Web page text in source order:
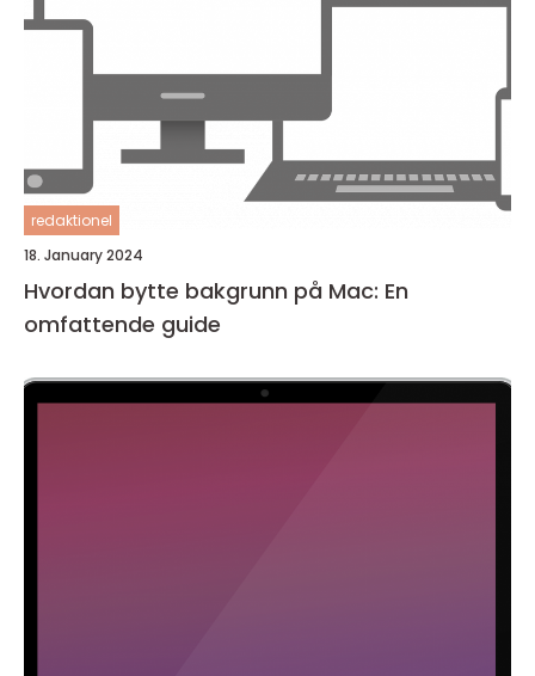
redaktionel
18. January 2024
Hvordan bytte bakgrunn på Mac: En
omfattende guide